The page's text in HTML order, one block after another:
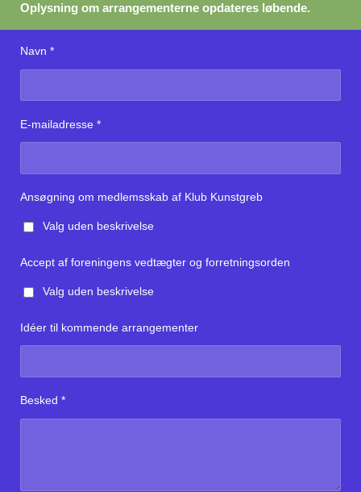
Oplysning om arrangementerne opdateres løbende.
Navn *
E-mailadresse *
Ansøgning om medlemsskab af Klub Kunstgreb
Valg uden beskrivelse
Accept af foreningens vedtægter og forretningsorden
Valg uden beskrivelse
Idéer til kommende arrangementer
Besked *